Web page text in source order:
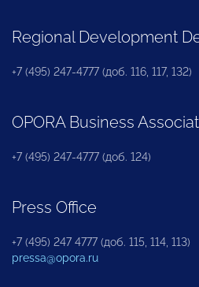
Regional Development
+7 (495) 247-4777 (доб. 116, 117, 132)
OPORA Business
+7 (495) 247-4777 (доб. 124)
Press Office
+7 (495) 247 4777 (доб. 115, 114, 113)
pressa@opora.ru